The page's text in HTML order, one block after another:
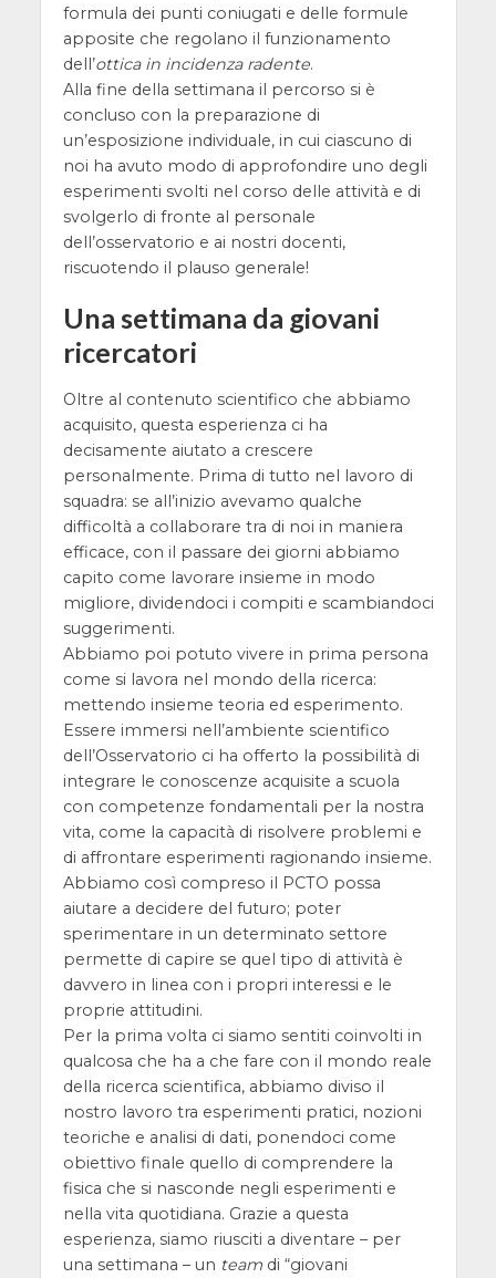
formula dei punti coniugati e delle formule
apposite che regolano il funzionamento
dell’ottica in incidenza radente.
Alla fine della settimana il percorso si è
concluso con la preparazione di
un’esposizione individuale, in cui ciascuno di
noi ha avuto modo di approfondire uno degli
esperimenti svolti nel corso delle attività e di
svolgerlo di fronte al personale
dell’osservatorio e ai nostri docenti,
riscuotendo il plauso generale!
Una settimana da giovani
ricercatori
Oltre al contenuto scientifico che abbiamo
acquisito, questa esperienza ci ha
decisamente aiutato a crescere
personalmente. Prima di tutto nel lavoro di
squadra: se all’inizio avevamo qualche
difficoltà a collaborare tra di noi in maniera
efficace, con il passare dei giorni abbiamo
capito come lavorare insieme in modo
migliore, dividendoci i compiti e scambiandoci
suggerimenti.
Abbiamo poi potuto vivere in prima persona
come si lavora nel mondo della ricerca:
mettendo insieme teoria ed esperimento.
Essere immersi nell’ambiente scientifico
dell’Osservatorio ci ha offerto la possibilità di
integrare le conoscenze acquisite a scuola
con competenze fondamentali per la nostra
vita, come la capacità di risolvere problemi e
di affrontare esperimenti ragionando insieme.
Abbiamo così compreso il PCTO possa
aiutare a decidere del futuro; poter
sperimentare in un determinato settore
permette di capire se quel tipo di attività è
davvero in linea con i propri interessi e le
proprie attitudini.
Per la prima volta ci siamo sentiti coinvolti in
qualcosa che ha a che fare con il mondo reale
della ricerca scientifica, abbiamo diviso il
nostro lavoro tra esperimenti pratici, nozioni
teoriche e analisi di dati, ponendoci come
obiettivo finale quello di comprendere la
fisica che si nasconde negli esperimenti e
nella vita quotidiana. Grazie a questa
esperienza, siamo riusciti a diventare – per
una settimana – un teamdi “giovani